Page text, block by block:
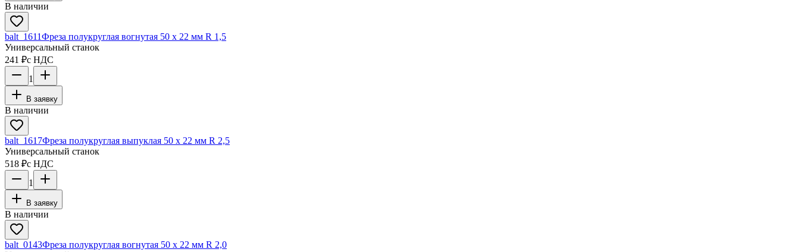
В наличии
balt_1611Фреза полукруглая вогнутая 50 х 22 мм R 1,5
Универсальный станок
241 ₽с НДС
1
В заявку
В наличии
balt_1617Фреза полукруглая выпуклая 50 х 22 мм R 2,5
Универсальный станок
518 ₽с НДС
1
В заявку
В наличии
balt_0143Фреза полукруглая вогнутая 50 х 22 мм R 2,0